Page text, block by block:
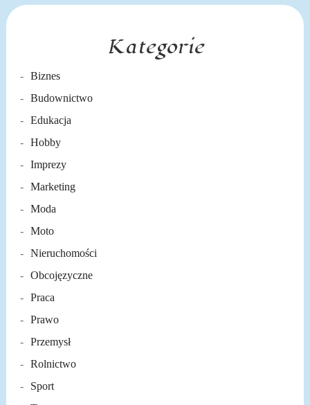
Kategorie
Biznes
Budownictwo
Edukacja
Hobby
Imprezy
Marketing
Moda
Moto
Nieruchomości
Obcojęzyczne
Praca
Prawo
Przemysł
Rolnictwo
Sport